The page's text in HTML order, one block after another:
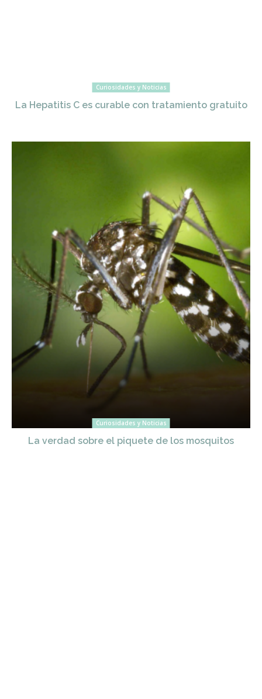
Curiosidades y Noticias
La Hepatitis C es curable con tratamiento gratuito
Curiosidades y Noticias
La verdad sobre el piquete de los mosquitos